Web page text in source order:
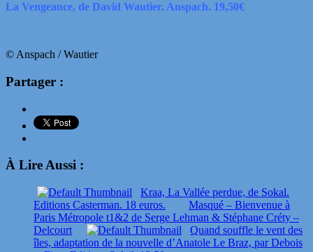
La Vengeance, de David Wautier. Anspach. 19,50€
© Anspach / Wautier
Partager :
À Lire Aussi :
Kraa, La Vallée perdue, de Sokal.
Editions Casterman. 18 euros.
Masqué – Bienvenue à
Paris Métropole t1&2 de Serge Lehman & Stéphane Créty –
Delcourt
Quand souffle le vent des
îles, adaptation de la nouvelle d’Anatole Le Braz, par Debois